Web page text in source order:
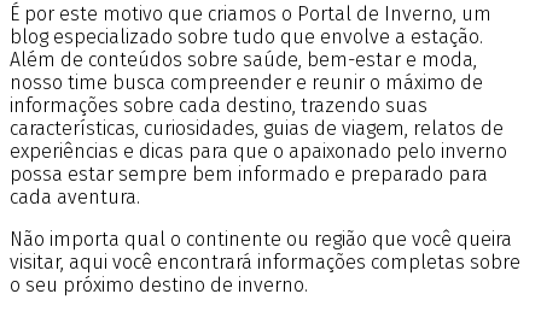
É por este motivo que criamos o Portal de Inverno, um
blog especializado sobre tudo que envolve a estação.
Além de conteúdos sobre saúde, bem-estar e moda,
nosso time busca compreender e reunir o máximo de
informações sobre cada destino, trazendo suas
características, curiosidades, guias de viagem, relatos de
experiências e dicas para que o apaixonado pelo inverno
possa estar sempre bem informado e preparado para
cada aventura.
Não importa qual o continente ou região que você queira
visitar, aqui você encontrará informações completas sobre
o seu próximo destino de inverno.